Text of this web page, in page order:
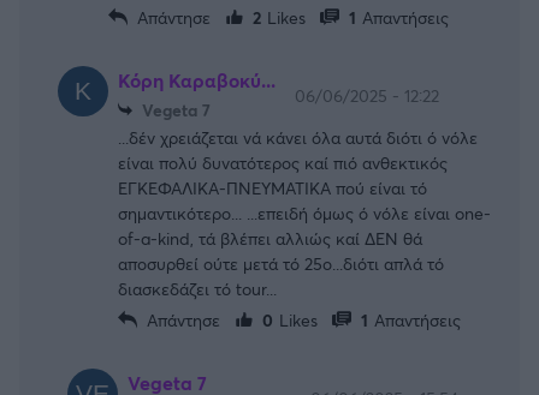
Απάντησε
2 Likes 1 Απαντήσεις
Κόρη Καραβοκύ...
Vegeta 7
06/06/2025 - 12:22
...δέν χρειάζεται νά κάνει όλα αυτά διότι ό νόλε
είναι πολύ δυνατότερος καί πιό ανθεκτικός
ΕΓΚΕΦΑΛΙΚΑ-ΠΝΕΥΜΑΤΙΚΑ πού είναι τό
σημαντικότερο... ...επειδή όμως ό νόλε είναι one-
of-a-kind, τά βλέπει αλλιώς καί ΔΕΝ θά
αποσυρθεί ούτε μετά τό 25ο...διότι απλά τό
διασκεδάζει τό tour...
Απάντησε
0 Likes 1 Απαντήσεις
Vegeta 7